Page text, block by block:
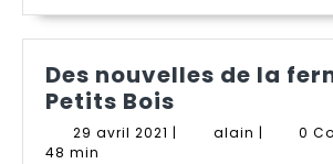
Des nouvelles de la
Petits Bois
nouvelles
29 avril 2021 29| alain alain
| 0
48 min